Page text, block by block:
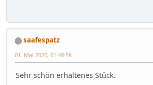
saafespatz
01. Mai 2020, 01:48:58
Sehr schön erhaltenes Stück.